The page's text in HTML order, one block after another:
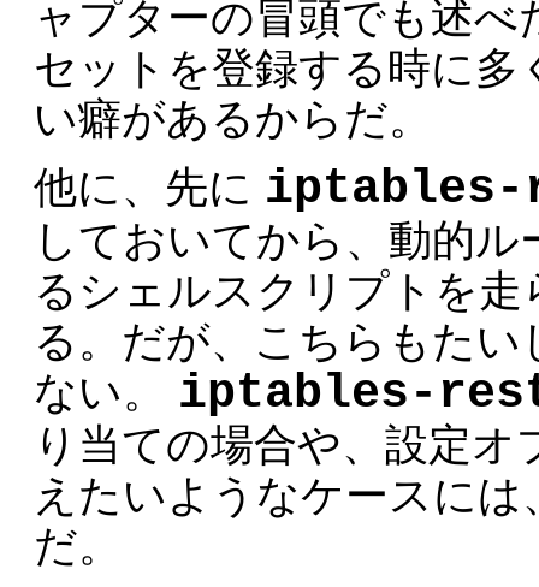
ャプターの冒頭でも述
セットを登録する時に
い癖があるからだ。
他に、先に iptables-
しておいてから、動的
るシェルスクリプトを
る。だが、こちらもた
ない。 iptables-
り当ての場合や、設定
えたいようなケースに
だ。